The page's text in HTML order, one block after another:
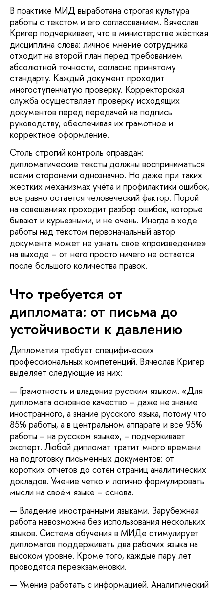
В практике МИД выработана строгая культура
работы с текстом и его согласованием. Вячеслав
Кригер подчеркивает, что в министерстве жёсткая
дисциплина слова: личное мнение сотрудника
отходит на второй план перед требованием
абсолютной точности, согласно принятому
стандарту. Каждый документ проходит
многоступенчатую проверку. Корректорская
служба осуществляет проверку исходящих
документов перед передачей на подпись
руководству, обеспечивая их грамотное и
корректное оформление.
Столь строгий контроль оправдан:
дипломатические тексты должны восприниматься
всеми сторонами однозначно. Но даже при таких
жестких механизмах учёта и профилактики ошибок,
все равно остается человеческий фактор. Порой
на совещаниях проходит разбор ошибок, которые
бывают и курьезными, и не очень. Иногда в ходе
работы над текстом первоначальный автор
документа может не узнать свое «произведение»
на выходе – от него просто ничего не остается
после большого количества правок.
Что требуется от
дипломата: от письма до
устойчивости к давлению
Дипломатия требует специфических
профессиональных компетенций. Вячеслав Кригер
выделяет следующие из них:
Грамотность и владение русским языком. «Для
дипломата основное качество – даже не знание
иностранного, а знание русского языка, потому что
85% работы, а в центральном аппарате и все 95%
работы – на русском языке», – подчеркивает
эксперт. Любой дипломат тратит много времени
на подготовку письменных документов: от
коротких отчетов до сотен страниц аналитических
докладов. Умение четко и логично формулировать
мысли на своём языке – основа.
Владение иностранными языками. Зарубежная
работа невозможна без использования нескольких
языков. Система обучения в МИДе стимулирует
дипломатов поддерживать два рабочих языка на
высоком уровне. Кроме того, каждые пару лет
проводятся переэкзаменовки.
Умение работать с информацией. Аналитический